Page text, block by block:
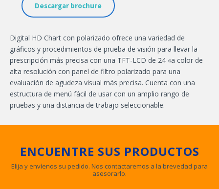
Descargar brochure
Digital HD Chart con polarizado ofrece una variedad de
gráficos y procedimientos de prueba de visión para llevar la
prescripción más precisa con una TFT-LCD de 24 «a color de
alta resolución con panel de filtro polarizado para una
evaluación de agudeza visual más precisa. Cuenta con una
estructura de menú fácil de usar con un amplio rango de
pruebas y una distancia de trabajo seleccionable.
ENCUENTRE SUS PRODUCTOS
Elija y envíenos su pedido. Nos contactaremos a la brevedad para
asesorarlo.